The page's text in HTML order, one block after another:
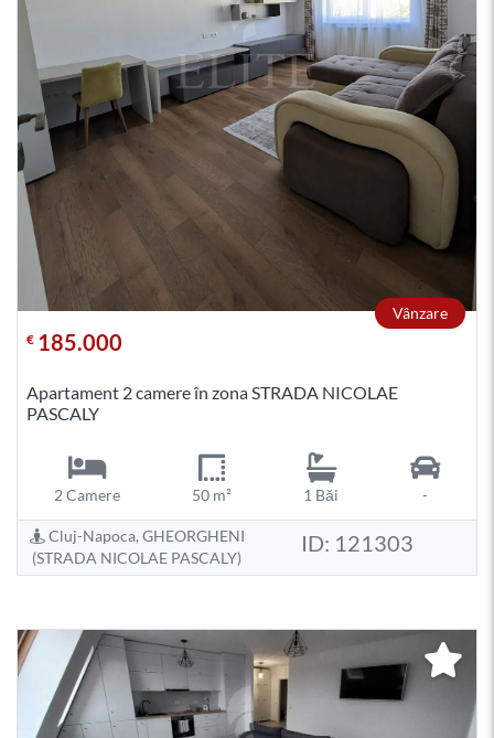
Vânzare
€ 185.000
Apartament 2 camere în zona STRADA NICOLAE
PASCALY
2 Camere 50 m² 1 Băi -
Cluj-Napoca, GHEORGHENI
(STRADA NICOLAE PASCALY)
ID: 121303